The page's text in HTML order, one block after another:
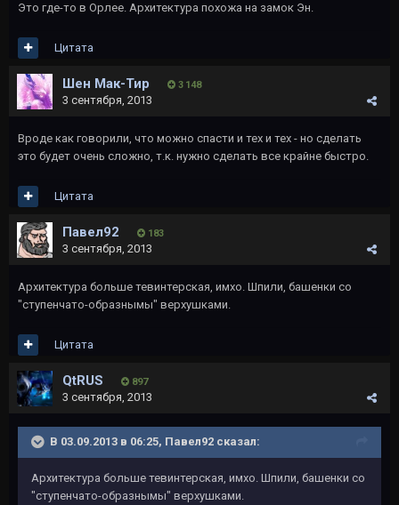
Это где-то в Орлее. Архитектура похожа на замок Эн.
Цитата
Шен Мак-Тир 3 148
3 сентября, 2013
Вроде как говорили, что можно спасти и тех и тех - но сделать
это будет очень сложно, т.к. нужно сделать все крайне быстро.
Цитата
Павел92 183
3 сентября, 2013
Архитектура больше тевинтерская, имхо. Шпили, башенки со
"ступенчато-образнымы" верхушками.
Цитата
QtRUS 897
3 сентября, 2013
В 03.09.2013 в 06:25, Павел92 сказал:
Архитектура больше тевинтерская, имхо. Шпили, башенки со
"ступенчато-образнымы" верхушками.